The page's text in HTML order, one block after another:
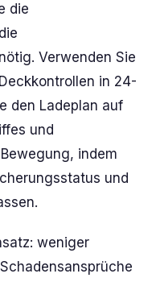
die
Verwenden Sie
in 24-
den Ladeplan auf
und
indem
und
weniger